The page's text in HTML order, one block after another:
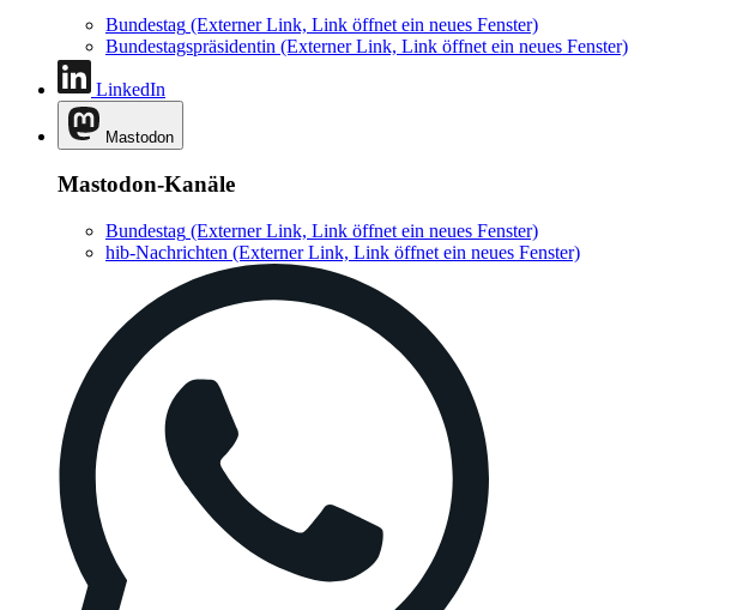
Bundestag (Externer Link, Link öffnet ein neues Fenster)
Bundestagspräsidentin (Externer Link, Link öffnet ein neues Fenster)
LinkedIn
Mastodon
Mastodon-Kanäle
Bundestag (Externer Link, Link öffnet ein neues Fenster)
hib-Nachrichten (Externer Link, Link öffnet ein neues Fenster)